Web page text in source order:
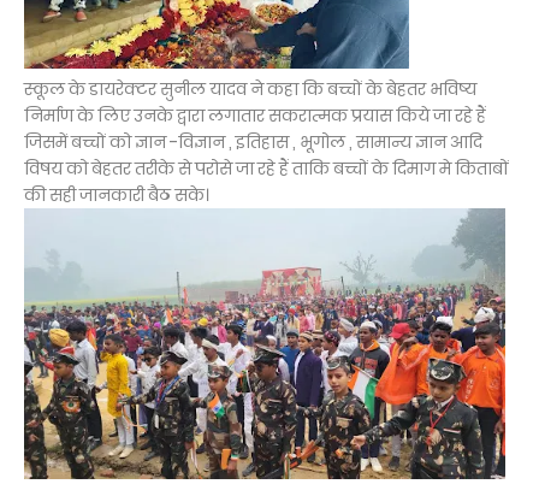
स्कूल के डायरेक्टर सुनील यादव ने कहा कि बच्चों के बेहतर भविष्य
निर्माण के लिए उनके द्वारा लगातार सकरात्मक प्रयास किये जा रहे हैं
जिसमें बच्चों को ज्ञान -विज्ञान , इतिहास , भूगोल , सामान्य ज्ञान आदि
विषय को बेहतर तरीके से परोसे जा रहे हैं ताकि बच्चों के दिमाग मे किताबों
की सही जानकारी बैठ सके।